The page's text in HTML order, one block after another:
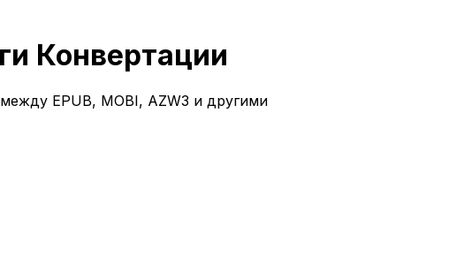
Конвертации
EPUB, MOBI, AZW3 и другими